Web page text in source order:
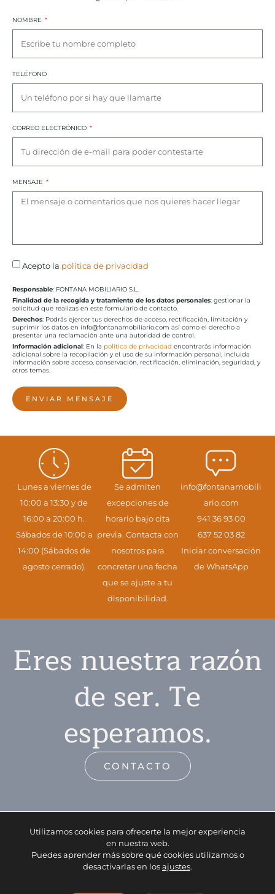
NOMBRE
TELÉFONO
CORREO ELECTRÓNICO
MENSAJE
Acepto la política de privacidad
Responsable: FONTANA MOBILIARIO S.L.
Finalidad de la recogida y tratamiento de los datos personales: gestionar la
solicitud que realizas en este formulario de contacto.
Derechos: Podrás ejercer tus derechos de acceso, rectificación, limitación y
suprimir los datos en info@fontanamobiliario.com así como el derecho a
presentar una reclamación ante una autoridad de control.
Información adicional: En la política de privacidad encontrarás información
adicional sobre la recopilación y el uso de su información personal, incluida
información sobre acceso, conservación, rectificación, eliminación, seguridad, y
otros temas.
ENVIAR MENSAJE
Lunes a viernes de
10:00 a 13:30 y de
16:00 a 20:00 h.
Sábados de 10:00 a
14:00 (Sábados de
agosto cerrado).
Se admiten
excepciones de
horario bajo cita
previa. Contacta con
nosotros para
concretar una fecha
que se ajuste a tu
disponibilidad.
info@fontanamobili
ario.com
941 36 93 00
637 52 03 82
Iniciar conversación
de WhatsApp
Eres nuestra razón
de ser. Te
esperamos.
CONTACTO
Utilizamos cookies para ofrecerte la mejor experiencia
en nuestra web.
Puedes aprender más sobre qué cookies utilizamos o
desactivarlas en losajustes.